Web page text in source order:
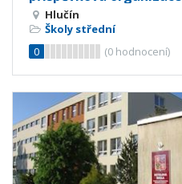
Hlučín
Školy střední
0
(0 hodnocení)